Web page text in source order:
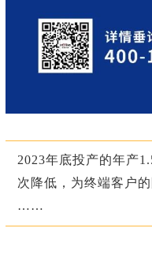
2023年底投产的年产
次降低，为终端客户
……